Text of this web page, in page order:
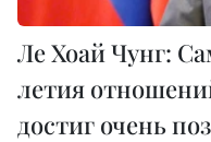
Ле Хоай Чунг:
летия
достиг очень